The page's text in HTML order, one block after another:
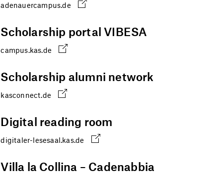
adenauercampus.de
Scholarship portal VIBESA
campus.kas.de
Scholarship alumni network
kasconnect.de
Digital reading room
digitaler-lesesaal.kas.de
Villa la Collina – Cadenabbia